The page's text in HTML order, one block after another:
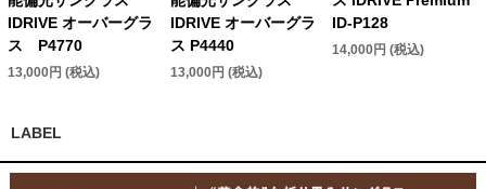
IDRIVE オーバーグラ
ス P4770
13,000円 (税込)
IDRIVE オーバーグラ
ス P4440
13,000円 (税込)
ID-P128
14,000円 (税込)
LABEL